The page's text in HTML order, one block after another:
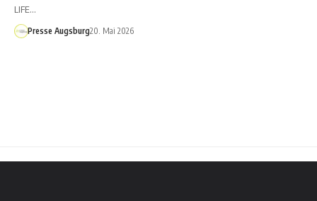
LIFE…
Presse Augsburg20. Mai 2026